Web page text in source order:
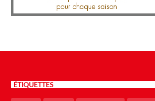
ÉTIQUETTES